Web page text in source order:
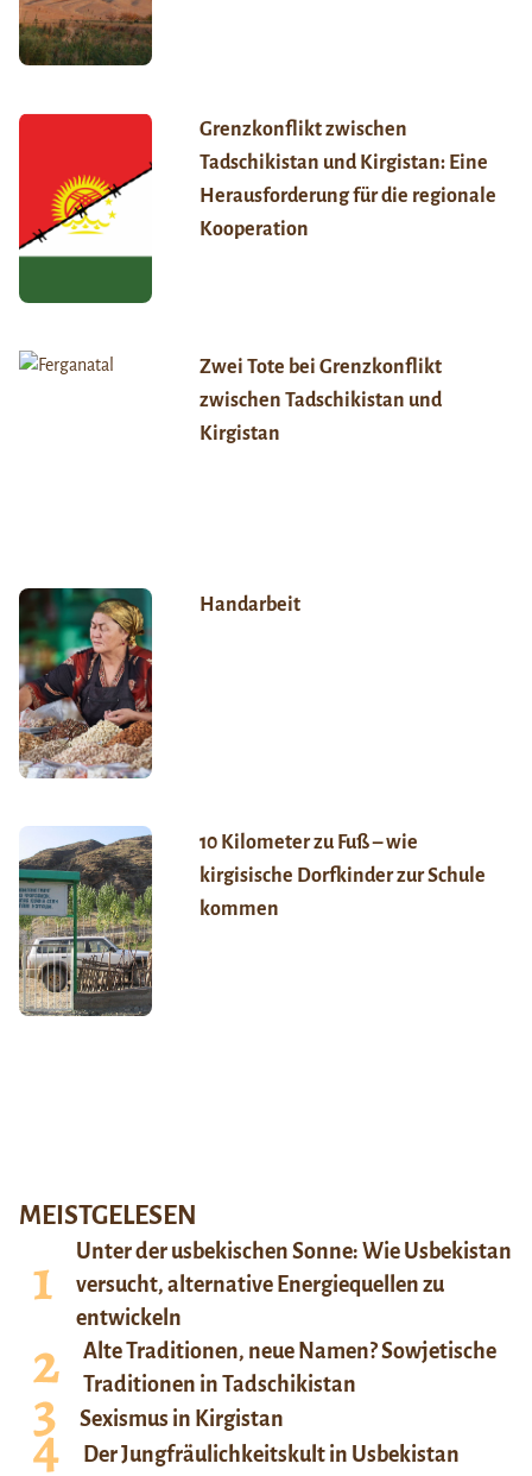
Grenzkonflikt zwischen
Tadschikistan und Kirgistan: Eine
Herausforderung für die regionale
Kooperation
Zwei Tote bei Grenzkonflikt
zwischen Tadschikistan und
Kirgistan
Handarbeit
10 Kilometer zu Fuß – wie
kirgisische Dorfkinder zur Schule
kommen
MEISTGELESEN
Unter der usbekischen Sonne: Wie Usbekistan
versucht, alternative Energiequellen zu
entwickeln
Alte Traditionen, neue Namen? Sowjetische
Traditionen in Tadschikistan
Sexismus in Kirgistan
Der Jungfräulichkeitskult in Usbekistan